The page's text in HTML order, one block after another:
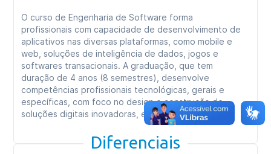
O curso de Engenharia de Software forma
profissionais com capacidade de desenvolvimento de
aplicativos nas diversas plataformas, como mobile e
web, soluções de inteligência de dados, jogos e
softwares transacionais. A graduação, que tem
duração de 4 anos (8 semestres), desenvolve
competências profissionais tecnológicas, gerais e
específicas, com foco no design e construção de
soluções digitais inovadoras, eficientes e seguras.
Diferenciais